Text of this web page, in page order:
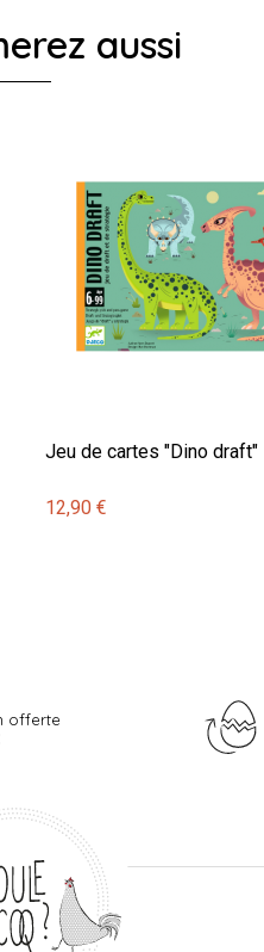
aussi
Jeu de cartes "Dino draft"
12,90 €
offerte